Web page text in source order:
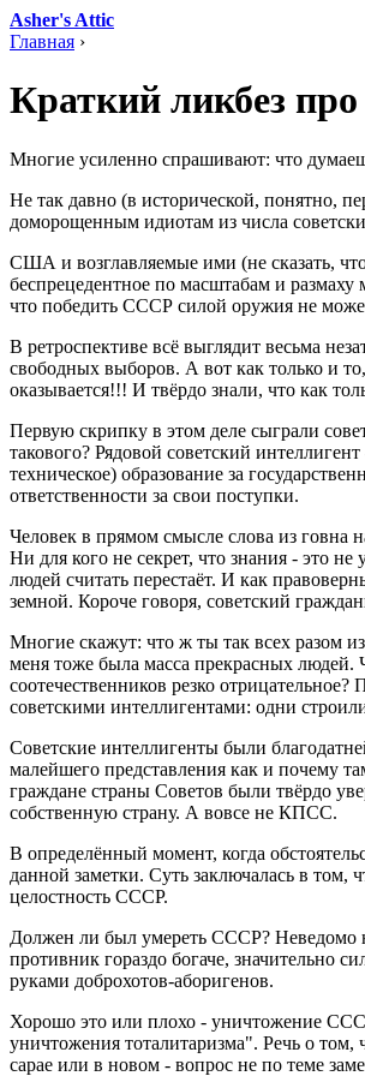
Asher's Attic
Главная ›
Краткий ликбез
Многие усиленно спрашивают: что
Не так давно (в исторической, понятно,
доморощенным идиотам из числа
США и возглавляемые ими (не сказать,
беспрецедентное по масштабам и
что победить СССР силой оружия не
В ретроспективе всё выглядит весьма
свободных выборов. А вот как только и
оказывается!!! И твёрдо знали, что как
Первую скрипку в этом деле сыграли
такового? Рядовой советский
техническое) образование за
ответственности за свои поступки.
Человек в прямом смысле слова из говна
Ни для кого не секрет, что знания - это
людей считать перестаёт. И как
земной. Короче говоря, советский
Многие скажут: что ж ты так всех разом
меня тоже была масса прекрасных
соотечественников резко
советскими интеллигентами: одни
Советские интеллигенты были
малейшего представления как и почему
граждане страны Советов были твёрдо
собственную страну. А вовсе не КПСС.
В определённый момент, когда
данной заметки. Суть заключалась в том,
целостность СССР.
Должен ли был умереть СССР? Неведомо
противник гораздо богаче, значительно
руками доброхотов-аборигенов.
Хорошо это или плохо - уничтожение
уничтожения тоталитаризма". Речь о
сарае или в новом - вопрос не по теме